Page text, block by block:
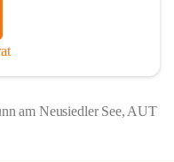
am Neusiedler See, AUT